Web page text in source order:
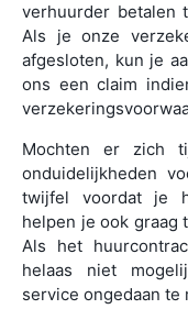
verhuurder betalen
Als je onze
afgesloten, kun je
ons een claim
Mochten er zich
onduidelijkheden
twijfel voordat je
helpen je ook graag
Als het
helaas niet
service ongedaan te